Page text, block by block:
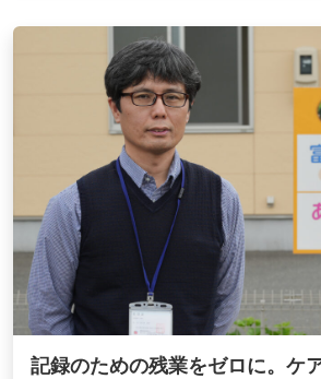
記録のための残業をゼロに。ケ